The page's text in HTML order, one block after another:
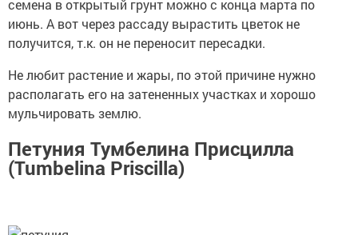
семена в открытый грунт можно с конца марта по
июнь. А вот через рассаду вырастить цветок не
получится, т.к. он не переносит пересадки.
Не любит растение и жары, по этой причине нужно
располагать его на затененных участках и хорошо
мульчировать землю.
Петуния Тумбелина Присцилла
(Tumbelina Priscilla)